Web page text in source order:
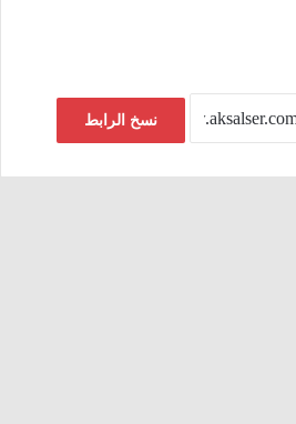
نسخ الرابط